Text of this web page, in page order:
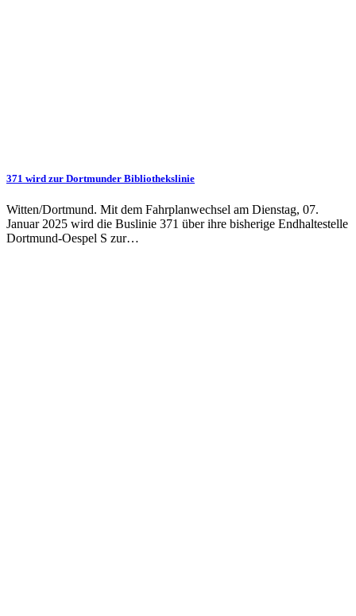
371 wird zur Dortmunder Bibliothekslinie
Witten/Dortmund. Mit dem Fahrplanwechsel am Dienstag, 07.
Januar 2025 wird die Buslinie 371 über ihre bisherige Endhaltestelle
Dortmund-Oespel S zur…